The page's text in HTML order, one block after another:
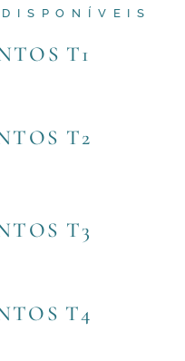
T1
T2
T3
T4